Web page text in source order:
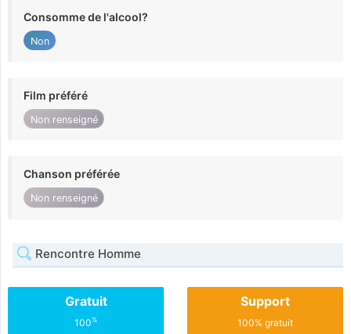
Consomme de l'alcool?
Non
Film préféré
Non renseigné
Chanson préférée
Non renseigné
Rencontre Homme
Gratuit
100%
Support
100% gratuit